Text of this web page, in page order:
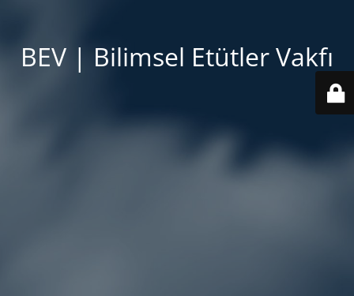
BEV | Bilimsel Etütler Vakfı